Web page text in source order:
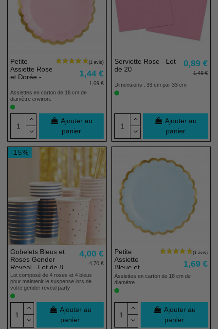
Petite
Assiette Rose
et Dorée -
1,44 €
1,69 €
Assiettes en carton de 18 cm de
diamètre environ.
Ajouter au
panier
Serviette Rose - Lot
de 20
0,89 €
1,49 €
Dimensions : 33 cm par 33 cm
Ajouter au
panier
-15%
Gobelets Bleus et
Roses Gender
Reveal - Lot de 8
4,00 €
4,70 €
Lot composé de 4 roses et 4 bleus
pour maintenir le suspense lors de
votre gender reveal party
Ajouter au
panier
Petite
Assiette
Bleue et
Dorée - Lot
de 6
1,69 €
Assiettes en carton de 18 cm de
diamètre
Ajouter au
panier